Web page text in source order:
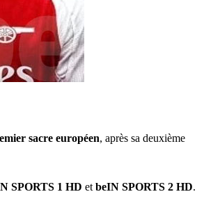
sacre européen, après sa deuxième
SPORTS 1 HD et beIN SPORTS 2 HD.